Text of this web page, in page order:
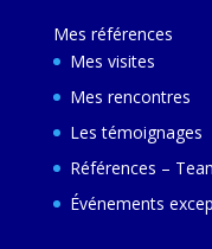
Mes références
Mes visites
Mes rencontres
Les témoignages
Références –
Événements